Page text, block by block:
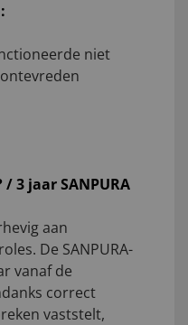
niet
3 jaar SANPURA
aan
De SANPURA-
vanaf de
correct
vaststelt,